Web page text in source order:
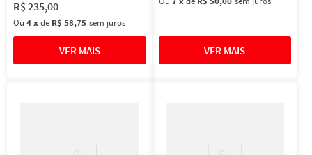
R$235,00
Ou 4xde R$ 58,75 sem juros